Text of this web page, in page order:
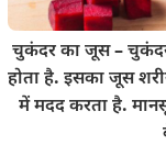
चुकंदर का जूस –
होता है. इसका जूस
में मदद करता है.